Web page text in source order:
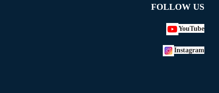
FOLLOW US
YouTube
Instagram